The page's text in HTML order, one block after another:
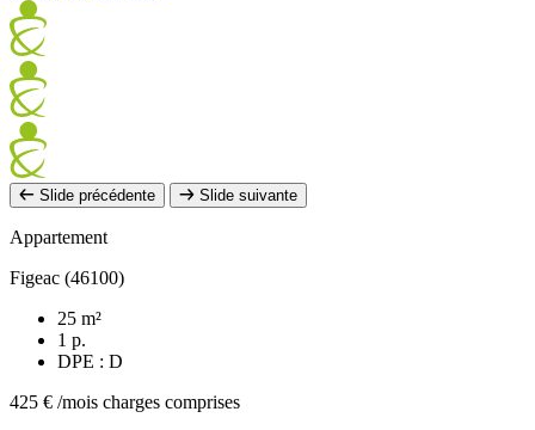
Slide précédente Slide suivante
Appartement
Figeac (46100)
25 m²
1 p.
DPE : D
425 € /mois charges comprises